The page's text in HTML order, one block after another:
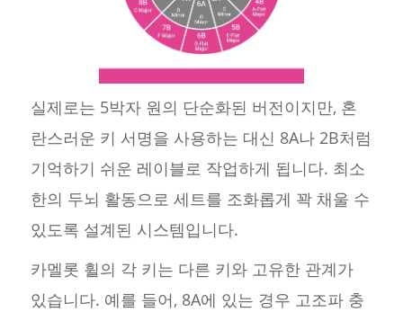
실제로는 5박자 원의 단순화된 버전이지만, 혼
란스러운 키 서명을 사용하는 대신 8A나 2B처럼
기억하기 쉬운 레이블로 작업하게 됩니다. 최소
한의 두뇌 활동으로 세트를 조화롭게 꽉 채울 수
있도록 설계된 시스템입니다.
카멜롯 휠의 각 키는 다른 키와 고유한 관계가
있습니다. 예를 들어, 8A에 있는 경우 고조파 충